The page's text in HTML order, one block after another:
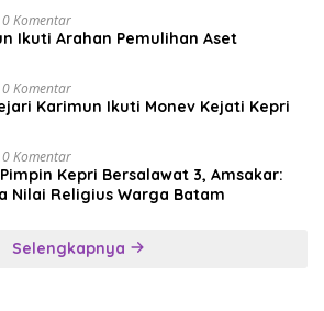
0 Komentar
Ikuti Arahan Pemulihan Aset
0 Komentar
Karimun Ikuti Monev Kejati Kepri
0 Komentar
Kepri Bersalawat 3, Amsakar:
Nilai Religius Warga Batam
Selengkapnya